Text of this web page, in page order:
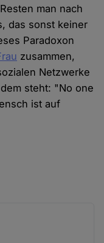
man nach
das sonst keiner
Paradoxon
zusammen,
Netzwerke
steht: "No one
ist auf